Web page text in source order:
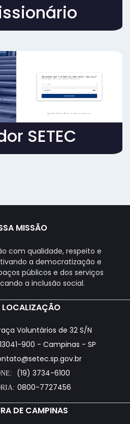
SETEC
MISSÃO
com qualidade, respeito e
a democratização e
públicos e dos serviços
a inclusão social.
LOCALIZAÇÃO
Voluntários de 32 S/N
900 - Campinas - SP
(19) 3734-6100
0800-7727456
DE CAMPINAS